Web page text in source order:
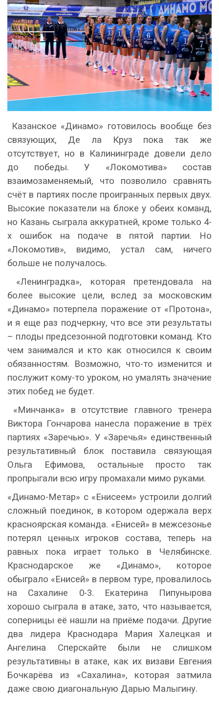
Казанское «Динамо» готовилось вообще без
связующих, Де ла Круз пока так же
отсутствует, но в Калининграде довели дело
до победы. У «Локомотива» состав
взаимозаменяемый, что позволило сравнять
счёт в партиях после проигранных первых двух.
Высокие показатели на блоке у обеих команд,
но Казань сыграла аккуратней, кроме только 4-
х ошибок на подаче в пятой партии. Но
«Локомотив», видимо, устал сам, ничего
больше не получалось.
«Ленинградка», которая претендовала на
более высокие цели, вслед за московским
«Динамо» потерпела поражение от «Протона»,
и я еще раз подчеркну, что все эти результаты
– плоды предсезонной подготовки команд. Кто
чем занимался и кто как относился к своим
обязанностям. Возможно, что-то изменится и
послужит кому-то уроком, но умалять значение
этих побед не будет.
«Минчанка» в отсутствие главного тренера
Виктора Гончарова нанесла поражение в трёх
партиях «Заречью». У «Заречья» единственный
результативный блок поставила связующая
Ольга Ефимова, остальные просто так
пропрыгали всю игру промахали мимо руками.
«Динамо-Метар» с «Енисеем» устроили долгий
сложный поединок, в котором одержала верх
красноярская команда. «Енисей» в межсезонье
потерял ценных игроков состава, теперь на
равных пока играет только в Челябинске.
Краснодарское же «Динамо», которое
обыграло «Енисей» в первом туре, провалилось
на Сахалине 0-3. Екатерина Пипунырова
хорошо сыграла в атаке, зато, что называется,
соперницы её нашли на приёме подачи. Другие
два лидера Краснодара Мария Халецкая и
Ангелина Сперскайте были не слишком
результативны в атаке, как их визави Евгения
Бочкарёва из «Сахалина», которая затмила
даже свою диагональную Дарью Малыгину.